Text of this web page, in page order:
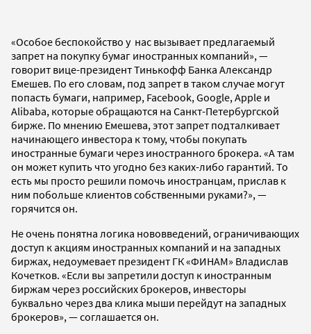
«Особое беспокойство у нас вызывает предлагаемый
запрет на покупку бумаг иностранных компаний», —
говорит вице-президент Тинькофф Банка Александр
Емешев. По его словам, под запрет в таком случае могут
попасть бумаги, например, Facebook, Google, Apple и
Alibaba, которые обращаются на Санкт-Петербургской
бирже. По мнению Емешева, этот запрет подталкивает
начинающего инвестора к тому, чтобы покупать
иностранные бумаги через иностранного брокера. «А там
он может купить что угодно без каких-либо гарантий. То
есть мы просто решили помочь иностранцам, прислав к
ним побольше клиентов собственными руками?», —
горячится он.
Не очень понятна логика нововведений, ограничивающих
доступ к акциям иностранных компаний и на западных
биржах, недоумевает президент ГК «ФИНАМ» Владислав
Кочетков. «Если вы запретили доступ к иностранным
биржам через российских брокеров, инвесторы
буквально через два клика мыши перейдут на западных
брокеров», — соглашается он.